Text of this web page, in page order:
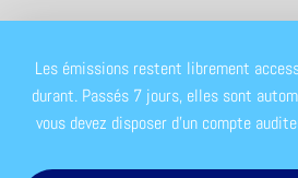
Les émissions restent librement
durant. Passés 7 jours, elles sont
vous devez disposer d'un compte